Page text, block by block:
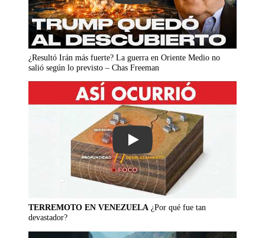
¿Resultó Irán más fuerte? La guerra en Oriente Medio no
salió según lo previsto – Chas Freeman
Play
TERREMOTO EN VENEZUELA ¿Por qué fue tan
devastador?